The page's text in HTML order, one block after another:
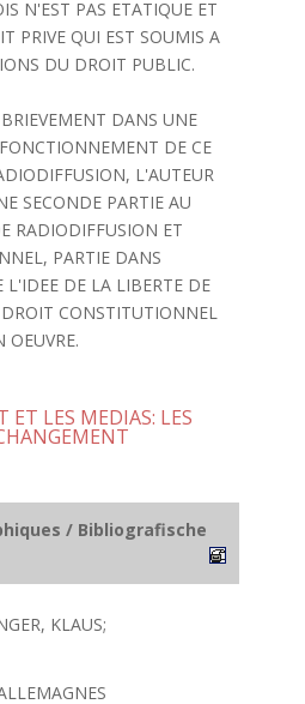
N'EST PAS ETATIQUE ET
PRIVE QUI EST SOUMIS A
DU DROIT PUBLIC.
DANS UNE
DE CE
L'AUTEUR
SECONDE PARTIE AU
RADIODIFFUSION ET
PARTIE DANS
L'IDEE DE LA LIBERTE DE
CONSTITUTIONNEL
OEUVRE.
ET LES MEDIAS: LES
/ Bibliografische
KLAUS;